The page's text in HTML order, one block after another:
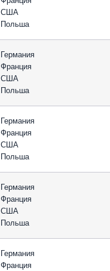
США
Польша
Германия
Франция
США
Польша
Германия
Франция
США
Польша
Германия
Франция
США
Польша
Германия
Франция